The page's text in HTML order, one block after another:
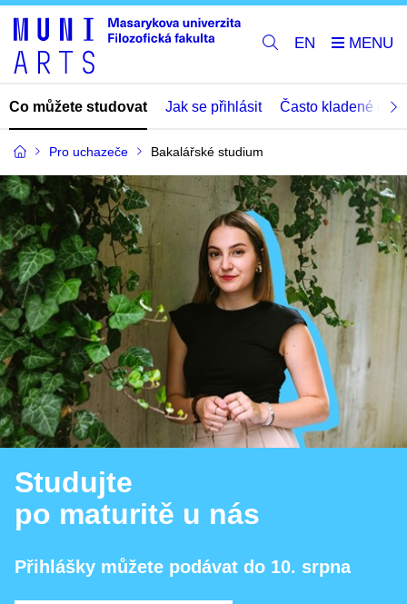
EN
Co můžete studovat Jak se přihlásit Často kladené
Pro uchazeče Bakalářské studium
Studujte
po maturitě u nás
Přihlášky můžete podávat do 10. srpna